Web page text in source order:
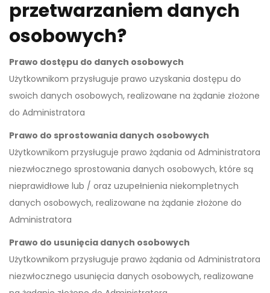
przetwarzaniem danych
osobowych?
Prawo dostępu do danych osobowych
Użytkownikom przysługuje prawo uzyskania dostępu do
swoich danych osobowych, realizowane na żądanie złożone
do Administratora
Prawo do sprostowania danych osobowych
Użytkownikom przysługuje prawo żądania od Administratora
niezwłocznego sprostowania danych osobowych, które są
nieprawidłowe lub / oraz uzupełnienia niekompletnych
danych osobowych, realizowane na żądanie złożone do
Administratora
Prawo do usunięcia danych osobowych
Użytkownikom przysługuje prawo żądania od Administratora
niezwłocznego usunięcia danych osobowych, realizowane